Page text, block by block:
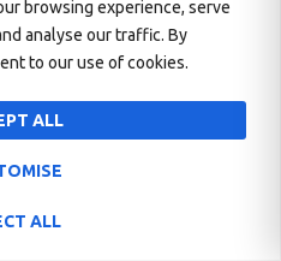
browsing experience, serve
analyse our traffic. By
to our use of cookies.
ALL
ALL »
lecture